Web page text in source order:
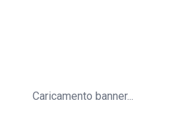
Caricamento banner...